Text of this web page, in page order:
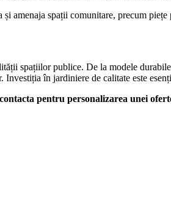
amenaja spații comunitare, precum
spațiilor publice. De la modele
în jardiniere de calitate este
pentru personalizarea unei